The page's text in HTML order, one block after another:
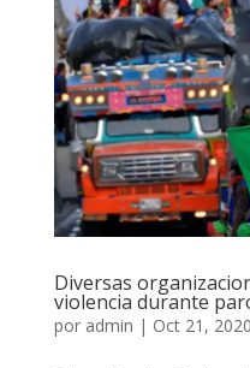
Diversas
violencia durante
por admin | Oct 21, 2020